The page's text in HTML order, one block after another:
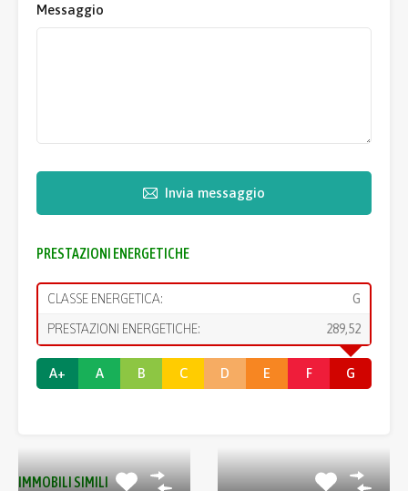
Messaggio
Invia messaggio
PRESTAZIONI ENERGETICHE
CLASSE ENERGETICA: G
PRESTAZIONI ENERGETICHE: 289,52
A+ A B C D E F G
IMMOBILI SIMILI